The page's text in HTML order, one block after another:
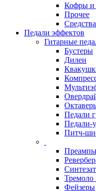
Кофры и
Прочее
Педали эффектов
Гитарные
Бустеры
Дилеи
Педали
Педали-
Питч-
Преампы
Тремоло
Фейзеры